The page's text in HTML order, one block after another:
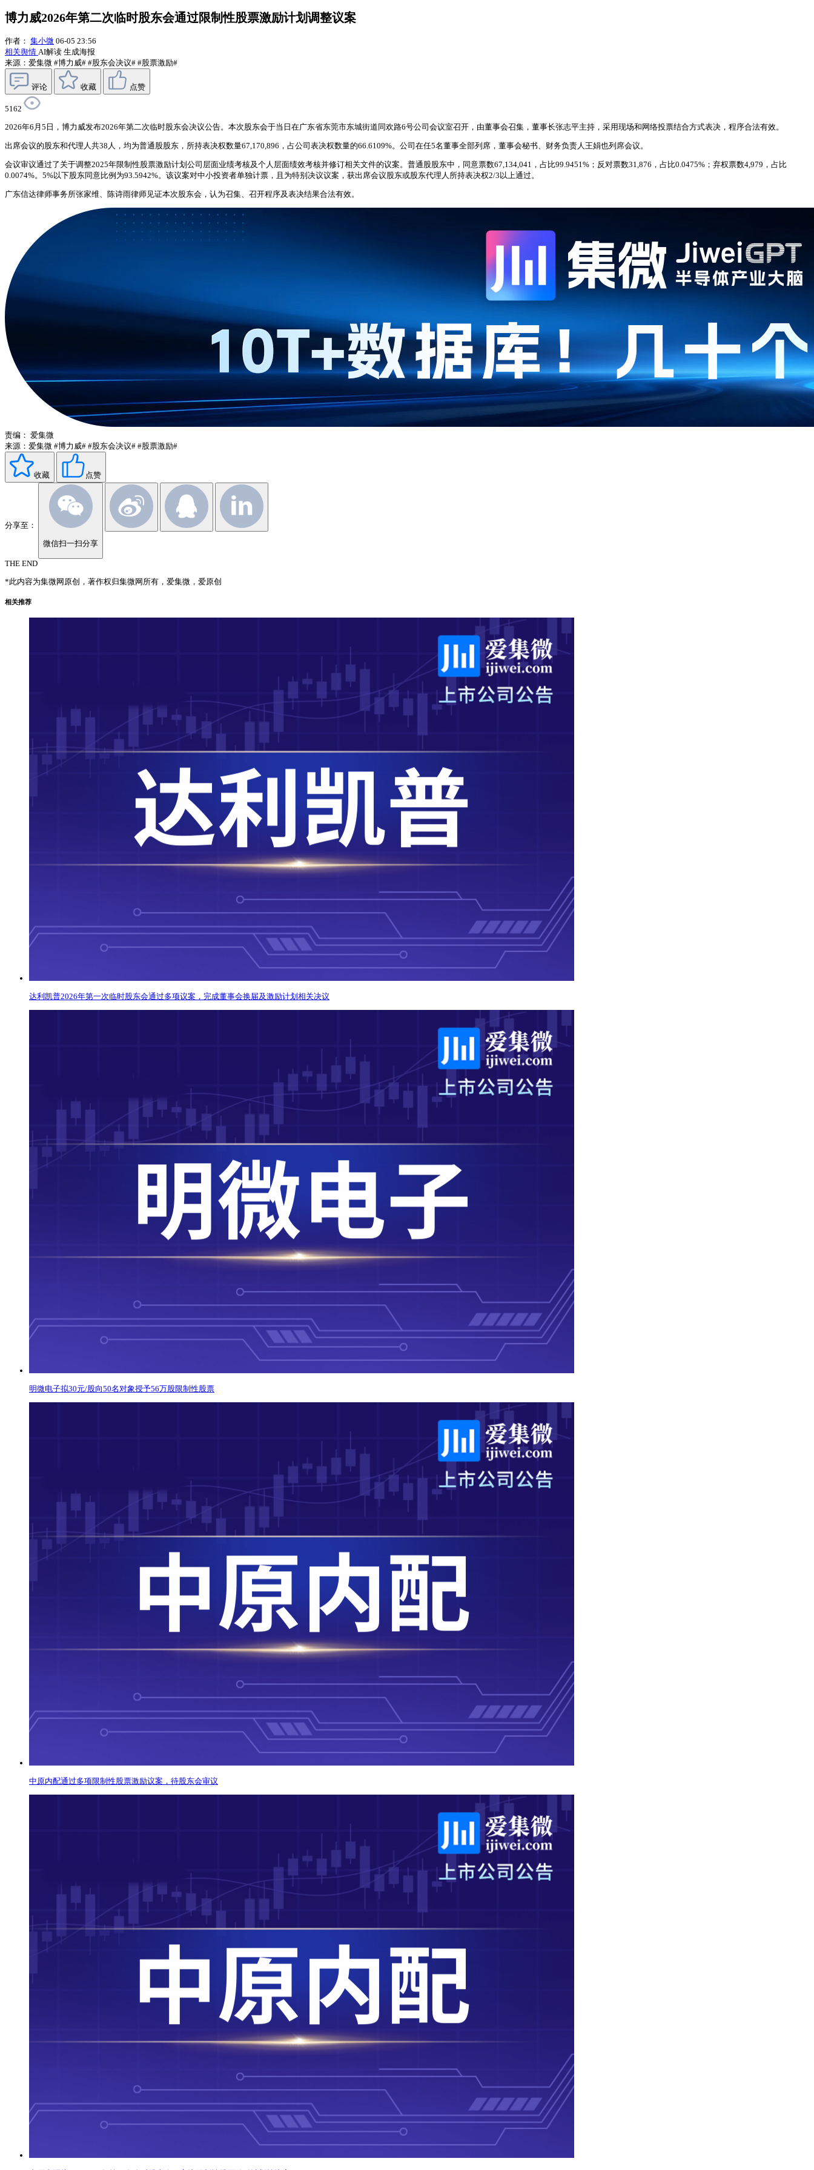
博力威2026年第二次临时股东会通过限制性股票激励计划调整议案
作者： 集小微 06-05 23:56
相关舆情 AI解读 生成海报
来源：爱集微 #博力威# #股东会决议# #股票激励#
评论 收藏 点赞
5162
2026年6月5日，博力威发布2026年第二次临时股东会决议公告。本次股东会于当日在广东省东莞市东城街道同欢路6号公司会议室召开，由董事会召集，董事长张志平主持，采用现场和网络投票结合方式表决，程序合法有效。
出席会议的股东和代理人共38人，均为普通股股东，所持表决权数量67,170,896，占公司表决权数量的66.6109%。公司在任5名董事全部列席，董事会秘书、财务负责人王娟也列席会议。
会议审议通过了关于调整2025年限制性股票激励计划公司层面业绩考核及个人层面绩效考核并修订相关文件的议案。普通股股东中，同意票数67,134,041，占比99.9451%；反对票数31,876，占比0.0475%；弃权票数4,979，占比
0.0074%。5%以下股东同意比例为93.5942%。该议案对中小投资者单独计票，且为特别决议议案，获出席会议股东或股东代理人所持表决权2/3以上通过。
广东信达律师事务所张家维、陈诗雨律师见证本次股东会，认为召集、召开程序及表决结果合法有效。
责编： 爱集微
来源：爱集微 #博力威# #股东会决议# #股票激励#
收藏 点赞
分享至：
微信扫一扫分享
THE END
*此内容为集微网原创，著作权归集微网所有，爱集微，爱原创
相关推荐
达利凯普2026年第一次临时股东会通过多项议案，完成董事会换届及激励计划相关决议
明微电子拟30元/股向50名对象授予56万股限制性股票
中原内配通过多项限制性股票激励议案，待股东会审议